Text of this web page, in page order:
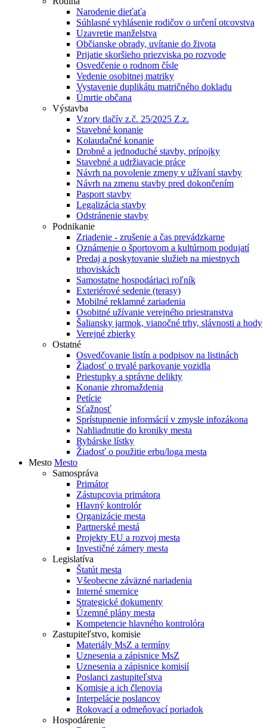
Narodenie dieťaťa
Súhlasné vyhlásenie rodičov o určení otcovstva
Uzavretie manželstva
Občianske obrady, uvítanie do života
Prijatie skoršieho priezviska po rozvode
Osvedčenie o rodnom čísle
Vedenie osobitnej matriky
Vystavenie duplikátu matričného dokladu
Úmrtie občana
Výstavba
Vzory tlačív z.č. 25/2025 Z.z.
Stavebné konanie
Kolaudačné konanie
Drobné a jednoduché stavby, prípojky
Stavebné a udržiavacie práce
Návrh na povolenie zmeny v užívaní stavby
Návrh na zmenu stavby pred dokončením
Pasport stavby
Legalizácia stavby
Odstránenie stavby
Podnikanie
Zriadenie - zrušenie a čas prevádzkarne
Oznámenie o športovom a kultúrnom podujatí
Predaj a poskytovanie služieb na miestnych
trhoviskách
Samostatne hospodáriaci roľník
Exteriérové sedenie (terasy)
Mobilné reklamné zariadenia
Osobitné užívanie verejného priestranstva
Šaliansky jarmok, vianočné trhy, slávnosti a hody
Verejné zbierky
Ostatné
Osvedčovanie listín a podpisov na listinách
Žiadosť o trvalé parkovanie vozidla
Priestupky a správne delikty
Konanie zhromaždenia
Petície
Sťažnosť
Sprístupnenie informácií v zmysle infozákona
Nahliadnutie do kroniky mesta
Rybárske lístky
Žiadosť o použitie erbu/loga mesta
Mesto Mesto
Samospráva
Primátor
Zástupcovia primátora
Hlavný kontrolór
Organizácie mesta
Partnerské mestá
Projekty EU a rozvoj mesta
Investičné zámery mesta
Legislatíva
Štatút mesta
Všeobecne záväzné nariadenia
Interné smernice
Strategické dokumenty
Územné plány mesta
Kompetencie hlavného kontrolóra
Zastupiteľstvo, komisie
Materiály MsZ a termíny
Uznesenia a zápisnice MsZ
Uznesenia a zápisnice komisií
Poslanci zastupiteľstva
Komisie a ich členovia
Interpelácie poslancov
Rokovací a odmeňovací poriadok
Hospodárenie